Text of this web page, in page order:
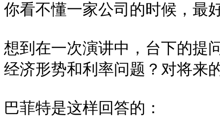
你看不懂一家公司的时候，最
想到在一次演讲中，台下的提
经济形势和利率问题？对将来
巴菲特是这样回答的：